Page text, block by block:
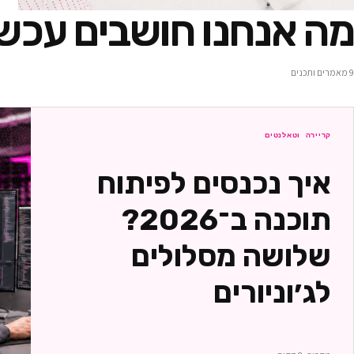
מה אנחנו חושבים
9 מאמרים ותכנים
קריירה וטאלנטים
איך נכנסים לפיתוח
תוכנה ב־2026?
שלושה מסלולים
לג׳וניורים